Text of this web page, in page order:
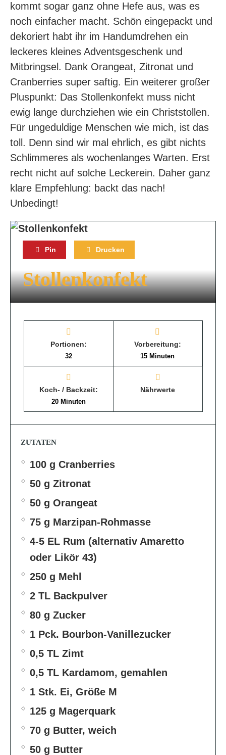
kommt sogar ganz ohne Hefe aus, was es
noch einfacher macht. Schön eingepackt und
dekoriert habt ihr im Handumdrehen ein
leckeres kleines Adventsgeschenk und
Mitbringsel. Dank Orangeat, Zitronat und
Cranberries super saftig. Ein weiterer großer
Pluspunkt: Das Stollenkonfekt muss nicht
ewig lange durchziehen wie ein Christstollen.
Für ungeduldige Menschen wie mich, ist das
toll. Denn sind wir mal ehrlich, es gibt nichts
Schlimmeres als wochenlanges Warten. Erst
recht nicht auf solche Leckerein. Daher ganz
klare Empfehlung: backt das nach!
Unbedingt!
Pin Drucken
Stollenkonfekt
Portionen:
32
Vorbereitung:
15 Minuten
Koch- / Backzeit:
20 Minuten
Nährwerte
ZUTATEN
100 g Cranberries
50 g Zitronat
50 g Orangeat
75 g Marzipan-Rohmasse
4-5 EL Rum (alternativ Amaretto
oder Likör 43)
250 g Mehl
2 TL Backpulver
80 g Zucker
1 Pck. Bourbon-Vanillezucker
0,5 TL Zimt
0,5 TL Kardamom, gemahlen
1 Stk. Ei, Größe M
125 g Magerquark
70 g Butter, weich
50 g Butter